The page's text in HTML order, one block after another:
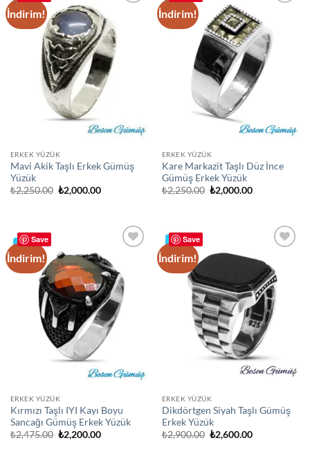
İndirim!
ERKEK YÜZÜK
Mavi Akik Taşlı Erkek Gümüş
Yüzük
₺2,250.00 Orijinal
fiyat:
₺2,000.00Şu
İndirim!
ERKEK YÜZÜK
Kare Markazit Taşlı Düz İnce
Gümüş Erkek Yüzük
₺2,250.00 Orijinal
fiyat:
₺2,000.00Şu
Save
İndirim!
ERKEK YÜZÜK
Kırmızı Taşlı IYI Kayı Boyu
Sancağı Gümüş Erkek Yüzük
₺2,475.00 Orijinal
fiyat:
₺2,200.00Şu
Save
İndirim!
wishlist
ERKEK YÜZÜK
Dikdörtgen Siyah Taşlı Gümüş
Erkek Yüzük
₺2,900.00 Orijinal
fiyat:
₺2,600.00Şu